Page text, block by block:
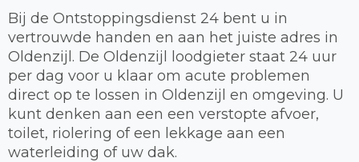
Bij de Ontstoppingsdienst 24 bent u in
vertrouwde handen en aan het juiste adres in
Oldenzijl. De Oldenzijl loodgieter staat 24 uur
per dag voor u klaar om acute problemen
direct op te lossen in Oldenzijl en omgeving. U
kunt denken aan een een verstopte afvoer,
toilet, riolering of een lekkage aan een
waterleiding of uw dak.